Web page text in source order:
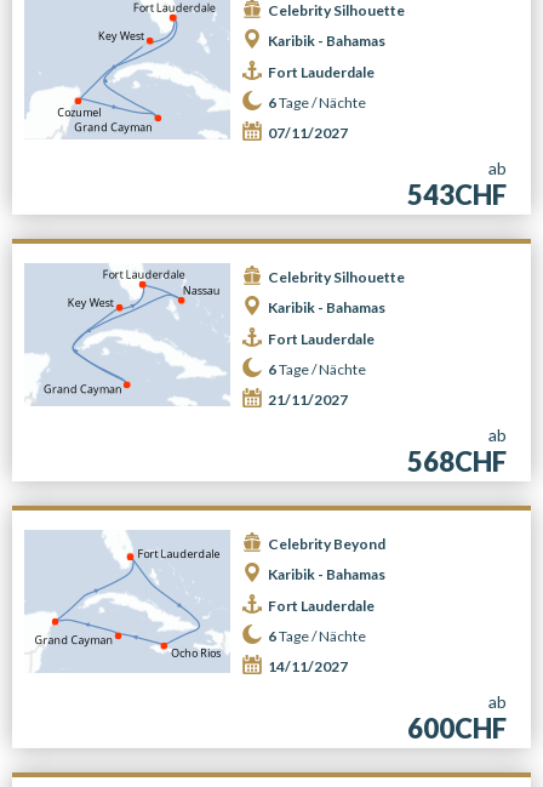
Celebrity Silhouette
Karibik - Bahamas
Fort Lauderdale
6Tage /Nächte
07/11/2027
ab
543CHF
Celebrity Silhouette
Karibik - Bahamas
Fort Lauderdale
6Tage /Nächte
21/11/2027
ab
568CHF
Celebrity Beyond
Karibik - Bahamas
Fort Lauderdale
6Tage /Nächte
14/11/2027
ab
600CHF